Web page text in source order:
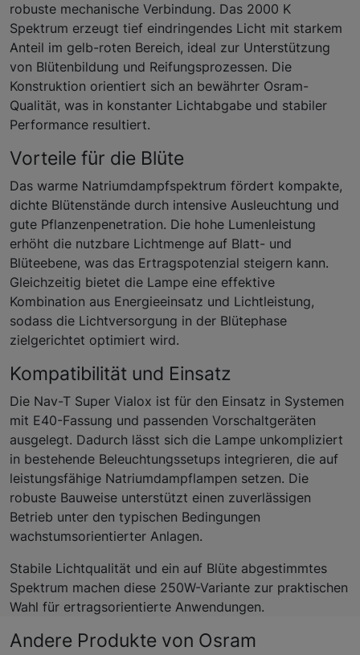
robuste mechanische Verbindung. Das 2000 K
Spektrum erzeugt tief eindringendes Licht mit starkem
Anteil im gelb-roten Bereich, ideal zur Unterstützung
von Blütenbildung und Reifungsprozessen. Die
Konstruktion orientiert sich an bewährter Osram-
Qualität, was in konstanter Lichtabgabe und stabiler
Performance resultiert.
Vorteile für die Blüte
Das warme Natriumdampfspektrum fördert kompakte,
dichte Blütenstände durch intensive Ausleuchtung und
gute Pflanzenpenetration. Die hohe Lumenleistung
erhöht die nutzbare Lichtmenge auf Blatt- und
Blüteebene, was das Ertragspotenzial steigern kann.
Gleichzeitig bietet die Lampe eine effektive
Kombination aus Energieeinsatz und Lichtleistung,
sodass die Lichtversorgung in der Blütephase
zielgerichtet optimiert wird.
Kompatibilität und Einsatz
Die Nav-T Super Vialox ist für den Einsatz in Systemen
mit E40-Fassung und passenden Vorschaltgeräten
ausgelegt. Dadurch lässt sich die Lampe unkompliziert
in bestehende Beleuchtungssetups integrieren, die auf
leistungsfähige Natriumdampflampen setzen. Die
robuste Bauweise unterstützt einen zuverlässigen
Betrieb unter den typischen Bedingungen
wachstumsorientierter Anlagen.
Stabile Lichtqualität und ein auf Blüte abgestimmtes
Spektrum machen diese 250W-Variante zur praktischen
Wahl für ertragsorientierte Anwendungen.
Andere Produkte von Osram